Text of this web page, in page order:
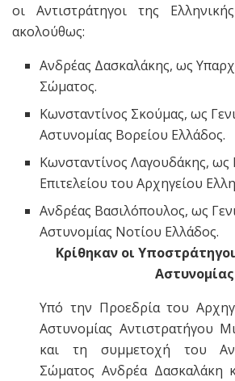
οι Αντιστράτηγοι της
ακολούθως:
Ανδρέας Δασκαλάκης, ως
Σώματος.
Κωνσταντίνος Σκούμας, ως
Αστυνομίας Βορείου Ελλάδος.
Κωνσταντίνος Λαγουδάκης, ως
Επιτελείου του Αρχηγείου
Ανδρέας Βασιλόπουλος, ως
Αστυνομίας Νοτίου Ελλάδος.
Κρίθηκαν οι
Αστυνομίας
Υπό την Προεδρία του
Αστυνομίας Αντιστρατήγου
και τη συμμετοχή του
Σώματος Ανδρέα Δασκαλάκη